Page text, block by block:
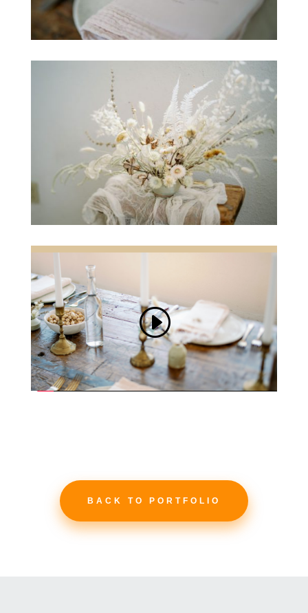
BACK TO PORTFOLIO